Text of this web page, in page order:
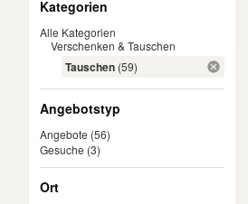
Kategorien
Alle Kategorien
Verschenken & Tauschen
Tauschen (59)
Angebotstyp
Angebote (56)
Gesuche (3)
Ort